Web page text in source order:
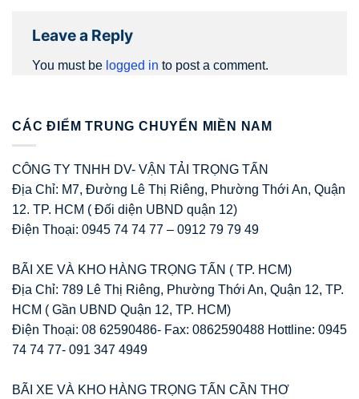
Leave a Reply
You must be logged in to post a comment.
CÁC ĐIỂM TRUNG CHUYỂN MIỀN NAM
CÔNG TY TNHH DV- VẬN TẢI TRỌNG TẤN
Địa Chỉ: M7, Đường Lê Thị Riêng, Phường Thới An, Quận
12. TP. HCM ( Đối diện UBND quận 12)
Điện Thoại: 0945 74 74 77 – 0912 79 79 49
BÃI XE VÀ KHO HÀNG TRỌNG TẤN ( TP. HCM)
Địa Chỉ: 789 Lê Thị Riêng, Phường Thới An, Quận 12, TP.
HCM ( Gần UBND Quận 12, TP. HCM)
Điện Thoại: 08 62590486- Fax: 0862590488 Hottline: 0945
74 74 77- 091 347 4949
BÃI XE VÀ KHO HÀNG TRỌNG TẤN CẦN THƠ